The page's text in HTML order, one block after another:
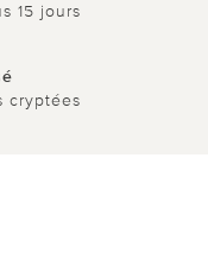
15 jours
cryptées